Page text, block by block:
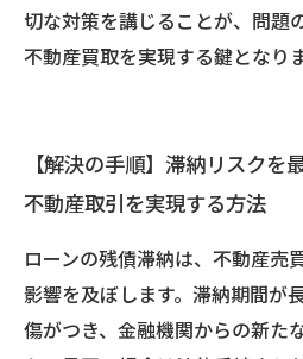
切な対策を講じることが、問題
不動産買取を実現する鍵となりま
【解決の手順】滞納リスクを
不動産取引を実現する方法
ローンの残債滞納は、不動産売
影響を及ぼします。滞納期間が
傷がつき、金融機関からの新た